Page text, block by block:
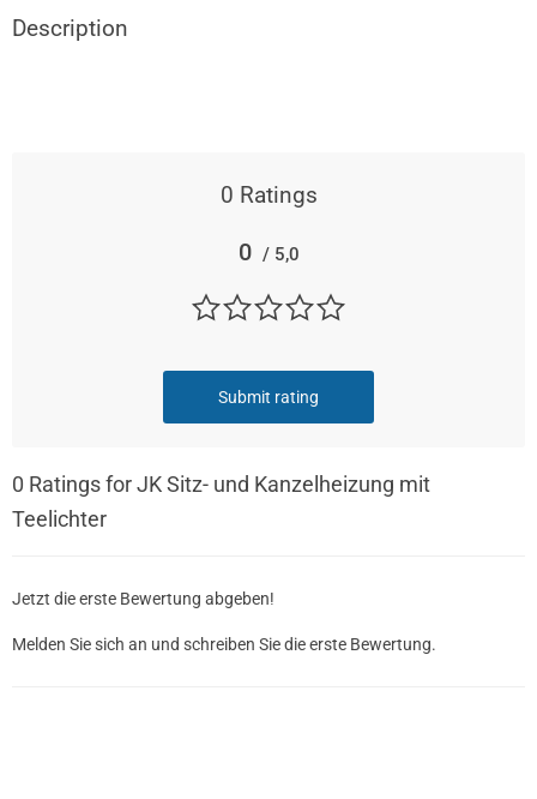
Description
0 Ratings
0 / 5,0
Submit rating
0 Ratings for JK Sitz- und Kanzelheizung mit
Teelichter
Jetzt die erste Bewertung abgeben!
Melden Sie sich an und schreiben Sie die erste Bewertung.